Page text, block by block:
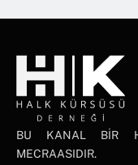
BU KANAL BİR
MECRAASIDIR.